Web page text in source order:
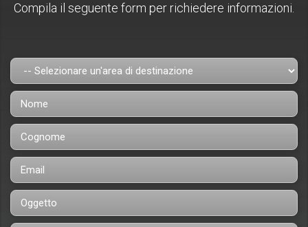
Compila il seguente form per richiedere informazioni.